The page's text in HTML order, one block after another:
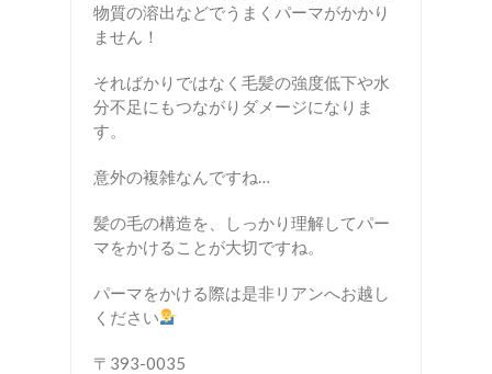
物質の溶出などでうまくパーマがかかり
ません！
そればかりではなく毛髪の強度低下や水
分不足にもつながりダメージになりま
す。
意外の複雑なんですね…
髪の毛の構造を、しっかり理解してパー
マをかけることが大切ですね。
パーマをかける際は是非リアンへお越し
ください
〒393-0035